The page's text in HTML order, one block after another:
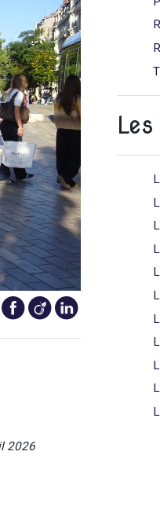
2026